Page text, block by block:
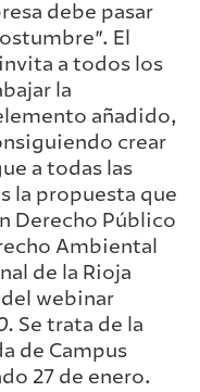
debe pasar
El
a todos los
la
añadido,
crear
a todas las
la propuesta que
Derecho Público
Ambiental
de la Rioja
webinar
Se trata de la
de Campus
27 de enero.